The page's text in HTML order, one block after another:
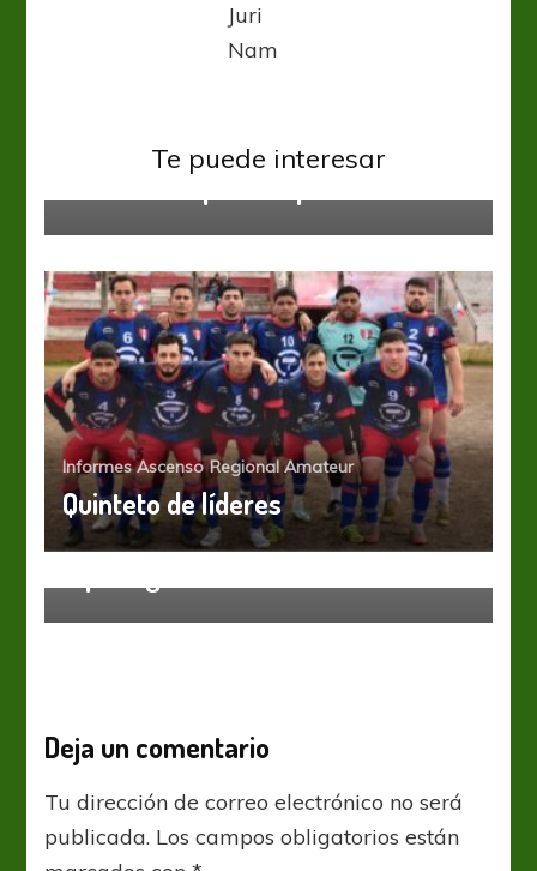
Juri
Nam
Te puede interesar
Regional Amateur
Informes Ascenso Regional Amateur
Quinteto de líderes
Regional Amateur
Deja un comentario
Tu dirección de correo electrónico no será
publicada. Los campos obligatorios están